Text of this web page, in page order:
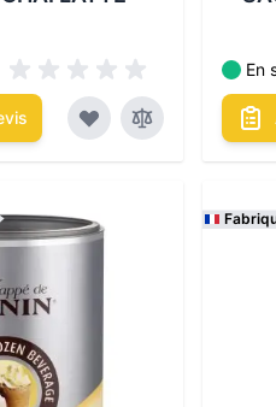
En
disponibles :